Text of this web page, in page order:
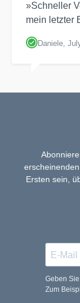
»Schneller
mein letzter
Daniele,
Ersten sein,
Geben
Zum